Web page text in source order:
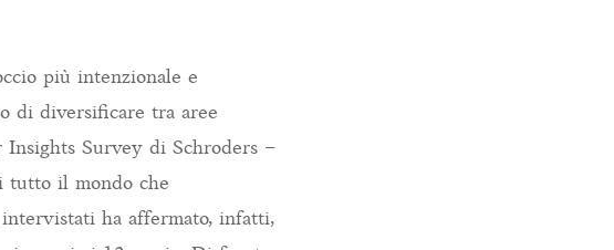
più intenzionale e
di diversificare tra aree
Survey di Schroders –
tutto il mondo che
ha affermato, infatti,